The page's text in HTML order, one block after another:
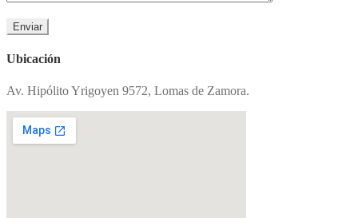
Ubicación
Av. Hipólito Yrigoyen 9572, Lomas de Zamora.